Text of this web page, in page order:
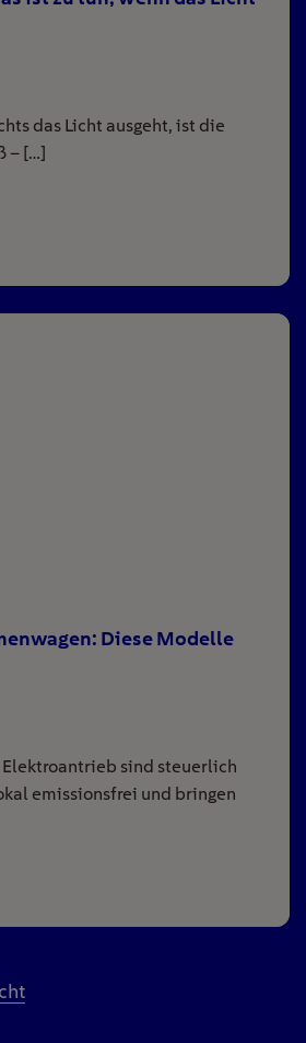
das Licht ausgeht, ist die
– […]
Diese Modelle
sind steuerlich
emissionsfrei und bringen